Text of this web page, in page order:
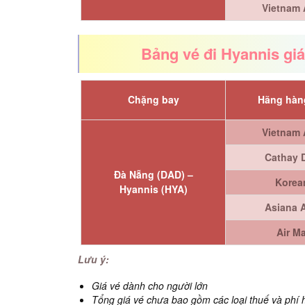
Vietnam
Bảng vé đi Hyannis
Chặng bay Hãng
Đà Nẵng (DAD) –
Hyannis (HYA)
Vietnam
Cathay
Asiana
Air
Lưu ý:
Giá vé dành cho người lớn
Tổng giá vé chưa bao gồm các loại thuế và phí